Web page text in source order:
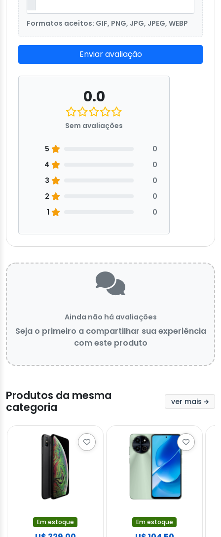
Formatos aceitos: GIF, PNG, JPG, JPEG, WEBP
Enviar avaliação
0.0
Sem avaliações
5
0
4
0
3
0
2
0
1
0
Ainda não há avaliações
Seja o primeiro a compartilhar sua experiência
com este produto
Produtos da mesma
categoria
ver mais
Em estoque Em estoque